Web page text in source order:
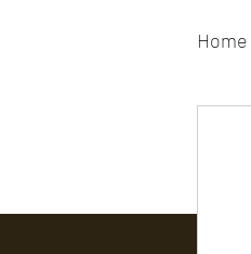
Home